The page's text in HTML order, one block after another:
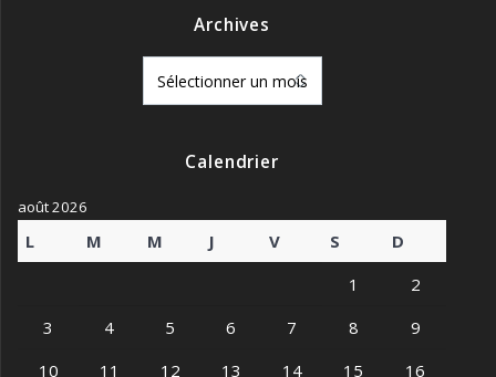
Archives
Calendrier
août 2026
L M M J V S
D
1
2
3
4 5 6 7 8
9
10
11 12 13 14 15 16